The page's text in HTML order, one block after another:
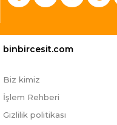
binbircesit.com
Biz kimiz
İşlem Rehberi
Gizlilik politikası